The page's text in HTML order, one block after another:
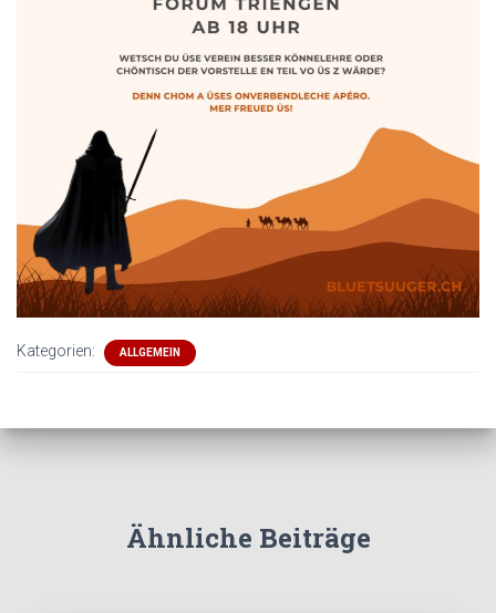
Kategorien: ALLGEMEIN
Ähnliche Beiträge